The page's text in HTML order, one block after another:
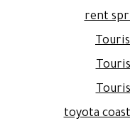
rent
toyota